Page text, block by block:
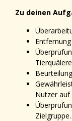
Zu deinen
Nutzer
Zielgruppe.